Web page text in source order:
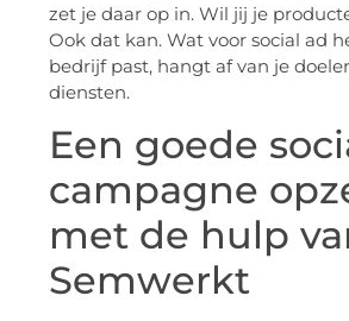
zet je daar op in. Wil jij je
Ook dat kan. Wat voor social ad
bedrijf past, hangt af van je
diensten.
Een goede
campagne
met de hulp
Semwerkt